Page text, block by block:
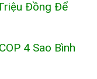
Đồng Để
4 Sao Bình